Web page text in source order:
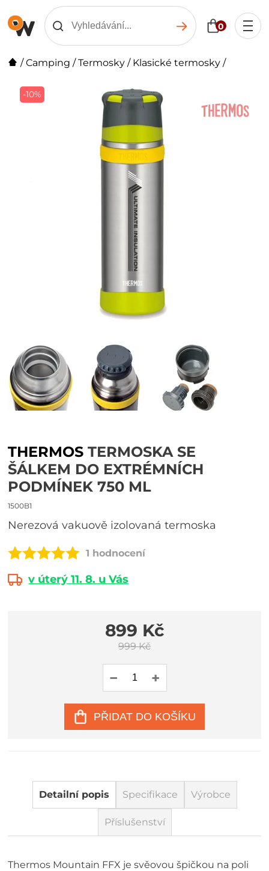
0
/Camping /Termosky / Klasické termosky /
-10%
THERMOS TERMOSKA SE
ŠÁLKEM DO EXTRÉMNÍCH
PODMÍNEK 750 ML
1500B1
nerezová vakuově izolovaná termoska
1 hodnocení
v úterý 11. 8. u Vás
899 Kč
999 Kč
PŘIDAT DO KOŠÍKU
Detailní popis Specifikace Výrobce
Příslušenství
Thermos Mountain FFX je svěovou špičkou na poli